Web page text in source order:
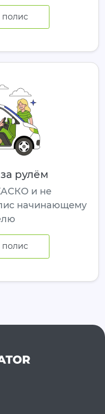
полис
рулём
и не
начинающему
полис